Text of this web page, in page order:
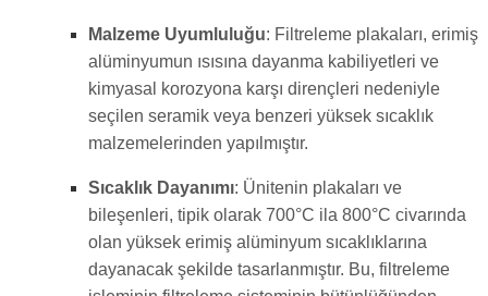
Malzeme Uyumluluğu: Filtreleme plakaları, erimiş
alüminyumun ısısına dayanma kabiliyetleri ve
kimyasal korozyona karşı dirençleri nedeniyle
seçilen seramik veya benzeri yüksek sıcaklık
malzemelerinden yapılmıştır.
Sıcaklık Dayanımı: Ünitenin plakaları ve
bileşenleri, tipik olarak 700°C ila 800°C civarında
olan yüksek erimiş alüminyum sıcaklıklarına
dayanacak şekilde tasarlanmıştır. Bu, filtreleme